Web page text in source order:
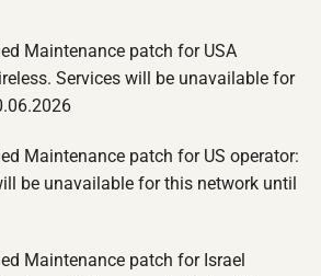
Maintenance patch for USA
Services will be unavailable for
Maintenance patch for US operator:
be unavailable for this network until
Maintenance patch for Israel